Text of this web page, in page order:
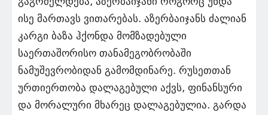
ისე მართავს ვითარებას. აზერბაიჯანს ძალიან
კარგი ბაზა ჰქონდა მომზადებული
საერთაშორისო თანამეგობრობაში
ნამუშევრობიდან გამომდინარე. რუსეთთან
ურთიერთობა დალაგებული აქვს, ფინანსური
და მორალური მხარეც დალაგებულია. გარდა